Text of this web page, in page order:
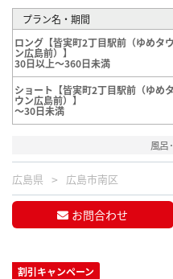
プラン名・期間
ロング【皆実町2丁目駅前（ゆめタウ
ン広島前）】
30日以上～360日未満
ショート【皆実町2丁目駅前（ゆめタ
ウン広島前）】
～30日未満
風呂
広島県 広島市南区
お問合わせ
割引キャンペーン